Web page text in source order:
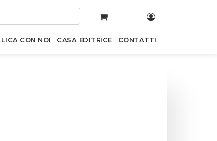
CON NOI CASA EDITRICE CONTATTI